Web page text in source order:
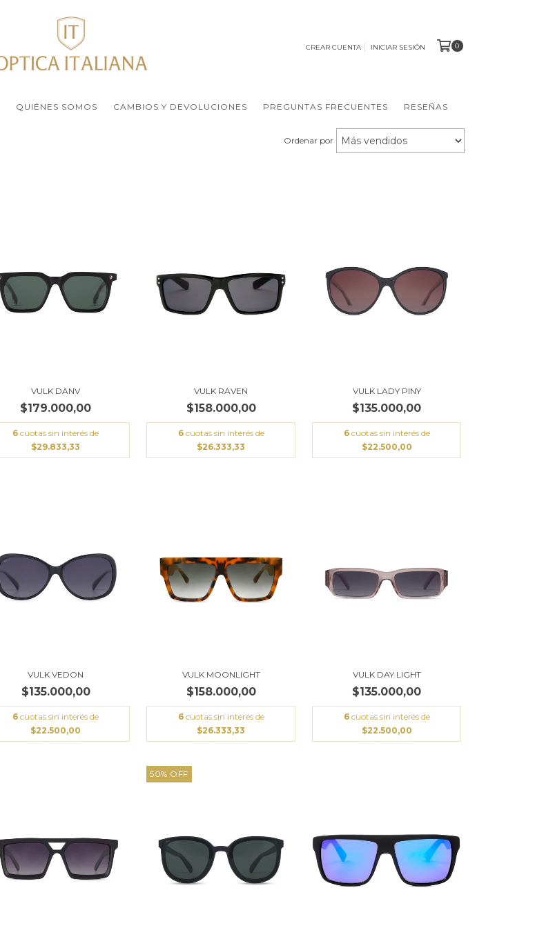
CREAR CUENTA INICIAR SESIÓN 0
QUIÉNES SOMOS CAMBIOS Y DEVOLUCIONES PREGUNTAS FRECUENTES RESEÑAS
Ordenar por
VULK DANV
$179.000,00
6 cuotas sin interés de
$29.833,33
VULK RAVEN
$158.000,00
6 cuotas sin interés de
$26.333,33
VULK LADY PINY
$135.000,00
6 cuotas sin interés de
$22.500,00
VULK VEDON
$135.000,00
6 cuotas sin interés de
$22.500,00
VULK MOONLIGHT
$158.000,00
6 cuotas sin interés de
$26.333,33
VULK DAY LIGHT
$135.000,00
6 cuotas sin interés de
$22.500,00
50% OFF